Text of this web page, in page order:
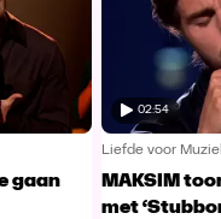
gaan
02:54
Liefde voor
MAKSIM
met